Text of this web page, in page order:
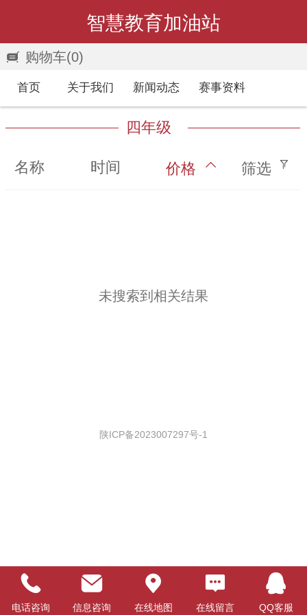
智慧教育加油站
购物车(0)
首页 关于我们 新闻动态 赛事资料
四年级
名称 时间 价格 筛选
未搜索到相关结果
陕ICP备2023007297号-1
电话咨询 信息咨询 在线地图 在线留言 QQ客服